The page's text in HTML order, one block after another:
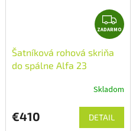
Z
A
M
O
ZADARMO
Šatníková rohová skriňa
do spálne Alfa 23
Skladom
€410 DETAIL